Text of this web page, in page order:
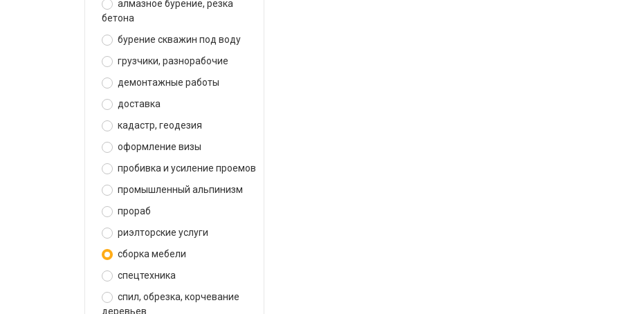
алмазное бурение, резка
бетона
бурение скважин под воду
грузчики, разнорабочие
демонтажные работы
доставка
кадастр, геодезия
оформление визы
пробивка и усиление проемов
промышленный альпинизм
прораб
риэлторские услуги
сборка мебели
спецтехника
спил, обрезка, корчевание
деревьев